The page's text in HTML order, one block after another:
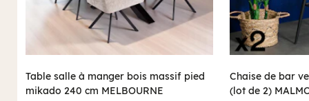
Table salle à manger bois massif pied
mikado 240 cm MELBOURNE
Chaise de bar
(lot de 2)